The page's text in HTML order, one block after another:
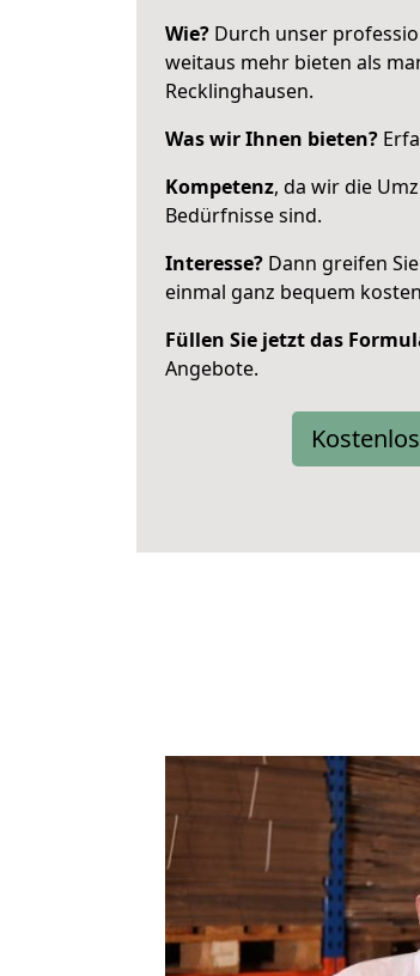
Wie? Durch unser
weitaus mehr bieten als
Recklinghausen.
Was wir Ihnen bieten?
Kompetenz, da wir die
Bedürfnisse sind.
Interesse? Dann greifen
einmal ganz bequem
Füllen Sie jetzt das
Angebote.